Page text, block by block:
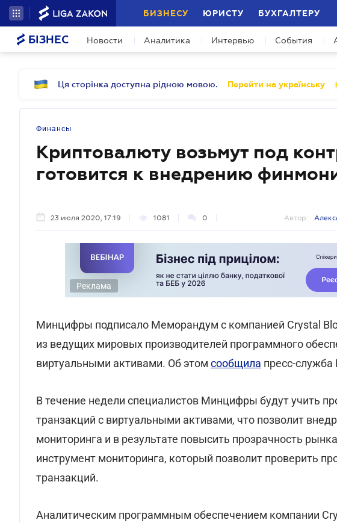
БИЗНЕСУ ЮРИСТУ БУХГАЛТЕРУ
БІЗНЕС Новости Аналитика Интервью События
Ця сторінка доступна рідною мовою. Перейти на українську
Финансы
Криптовалюту возьмут под
готовится к внедрению
23 июля 2020, 17:19 1081 0 Автор:
Реклама
Минцифры подписало Меморандум с компанией Crystal
из ведущих мировых производителей программного
виртуальными активами. Об этом сообщила пресс-служба
В течение недели специалистов Минцифры будут учить
транзакций с виртуальными активами, что позволит
мониторинга и в результате повысить прозрачность
инструмент мониторинга, который позволит проверить
транзакций.
Аналитическим программным обеспечением компании